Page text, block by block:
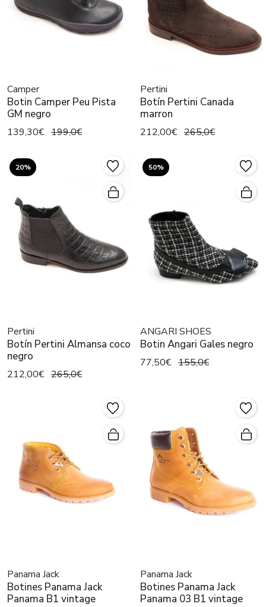
Camper
Botin Camper Peu Pista
GM negro
139,30€ 199,0€
Pertini
Botín Pertini Canada
marron
212,00€ 265,0€
20%
Pertini
Botín Pertini Almansa coco
negro
212,00€ 265,0€
50%
ANGARI SHOES
Botin Angari Gales negro
77,50€ 155,0€
Panama Jack
Botines Panama Jack
Panama B1 vintage
Panama Jack
Botines Panama Jack
Panama 03 B1 vintage